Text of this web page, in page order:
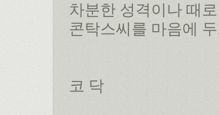
차분한 성격이나 때
콘탁스씨를 마음에
코 닥